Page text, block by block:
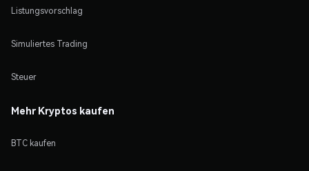
Listungsvorschlag
Simuliertes Trading
Steuer
Mehr Kryptos kaufen
BTC kaufen